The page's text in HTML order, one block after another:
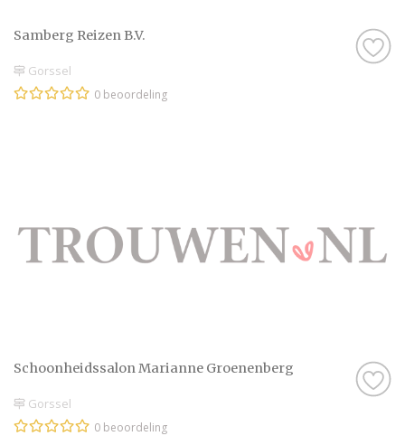
Samberg Reizen B.V.
Gorssel
0 beoordeling
Schoonheidssalon Marianne Groenenberg
Gorssel
0 beoordeling